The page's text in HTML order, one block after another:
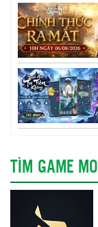
TÌM GAME